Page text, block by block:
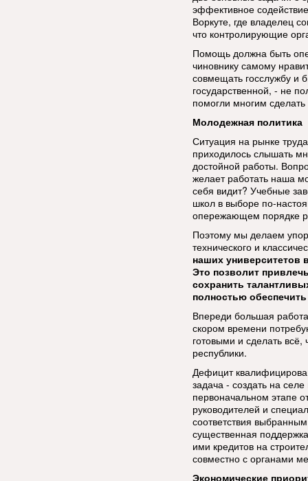
эффективное
Воркуте, где владелец
что контролирующие
Помощь должна быть
чиновнику самому
совмещать госслужбу и
государственной, - не
помогли многим
Молодежная политика
Ситуация на рынке
приходилось слышать
достойной работы.
желает работать наша
себя видит? Учебные
школ в выборе по-
опережающем порядке
Поэтому мы делаем
технического и
наших университетов
Это позволит
сохранить
полностью
Впереди большая
скором времени
готовыми и сделать
республики.
Дефицит
задача - создать на
первоначальном этапе
руководителей и
соответствия
существенная
ими кредитов на
совместно с органами
Экономические